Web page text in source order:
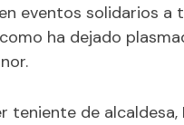
eventos solidarios a
ha dejado
teniente de alcaldesa,